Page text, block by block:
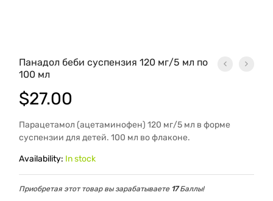
Панадол беби суспензия 120 мг/5 мл по
100 мл
$27.00
Парацетамол (ацетаминофен) 120 мг/5 мл в форме
суспензии для детей. 100 мл во флаконе.
Availability: In stock
Приобретая этот товар вы зарабатываете 17Баллы!